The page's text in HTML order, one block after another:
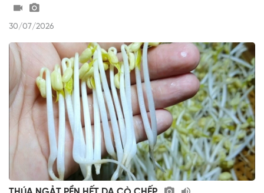
30/07/2026